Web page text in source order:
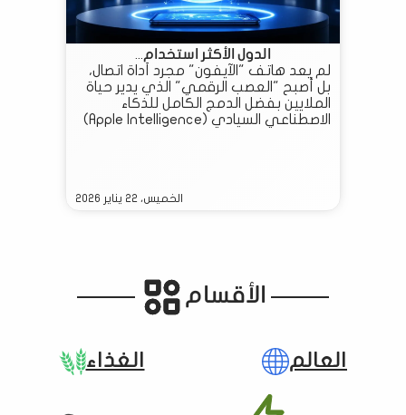
الدول الأكثر استخدام...
لم يعد هاتف "الآيفون" مجرد أداة اتصال،
بل أصبح "العصب الرقمي" الذي يدير حياة
الملايين بفضل الدمج الكامل للذكاء
الاصطناعي السيادي (Apple Intelligence)
الخميس، ٢٢ يناير ٢٠٢٦
الأقسام
العالم الغذاء